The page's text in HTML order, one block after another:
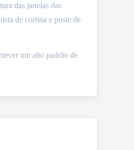
das janelas das
de cortina e poste de
um alto padrão de